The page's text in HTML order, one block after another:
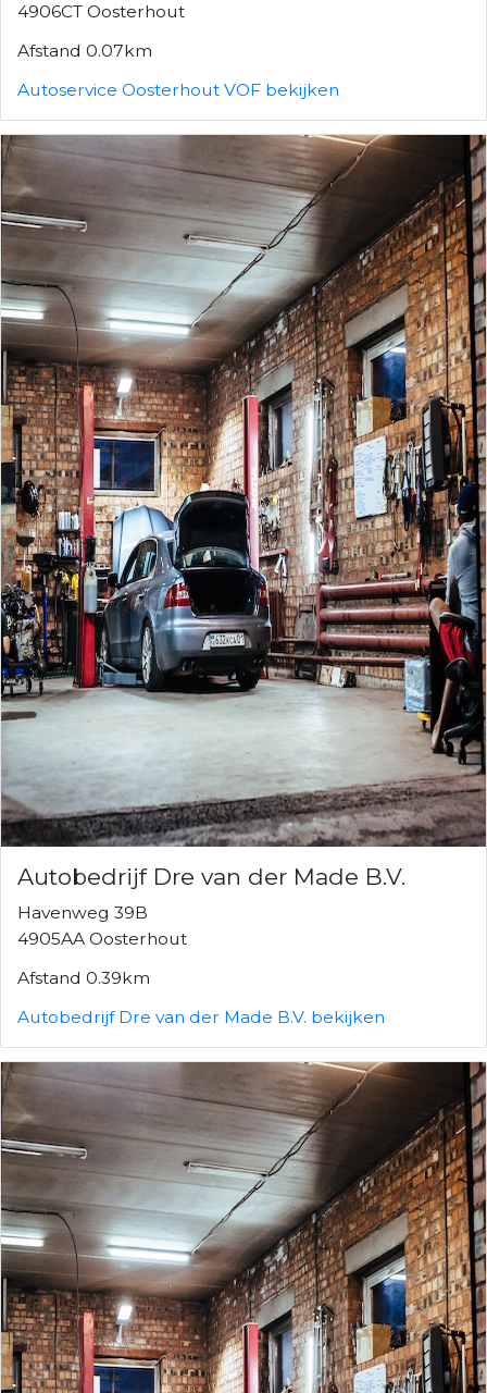
4906CT Oosterhout
Afstand 0.07km
Autoservice Oosterhout VOF bekijken
Autobedrijf Dre van der Made B.V.
Havenweg 39B
4905AA Oosterhout
Afstand 0.39km
Autobedrijf Dre van der Made B.V. bekijken